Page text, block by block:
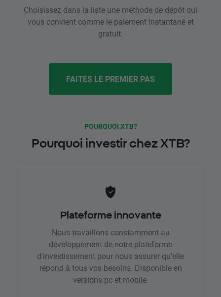
Choisissez dans la liste une méthode de dépôt qui
vous convient comme le paiement instantané et
gratuit.
FAITES LE PREMIER PAS
POURQUOI XTB?
Pourquoi investir chez XTB?
Plateforme innovante
Nous travaillons constamment au
développement de notre plateforme
d'investissement pour nous assurer qu'elle
répond à tous vos besoins. Disponible en
versions pc et mobile.